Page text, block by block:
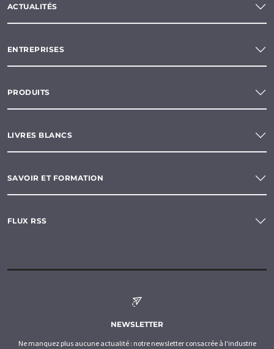
ACTUALITÉS
ENTREPRISES
PRODUITS
LIVRES BLANCS
SAVOIR ET FORMATION
FLUX RSS
NEWSLETTER
Ne manquez plus aucune actualité : notre newsletter consacrée à l'industrie